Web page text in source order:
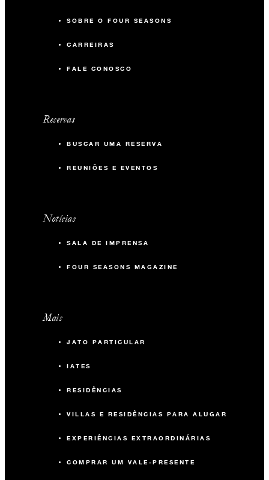
SOBRE O FOUR SEASONS
CARREIRAS
FALE CONOSCO
Reservas
BUSCAR UMA RESERVA
REUNIÕES E EVENTOS
Notícias
SALA DE IMPRENSA
FOUR SEASONS MAGAZINE
Mais
JATO PARTICULAR
IATES
RESIDÊNCIAS
VILLAS E RESIDÊNCIAS PARA ALUGAR
EXPERIÊNCIAS EXTRAORDINÁRIAS
COMPRAR UM VALE-PRESENTE